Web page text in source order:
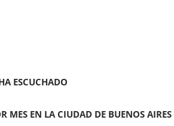
ESCUCHADO
MES EN LA CIUDAD DE BUENOS AIRES